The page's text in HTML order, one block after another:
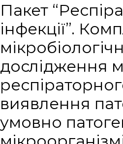
Пакет
інфекції”.
дослідження
виявлення
умовно